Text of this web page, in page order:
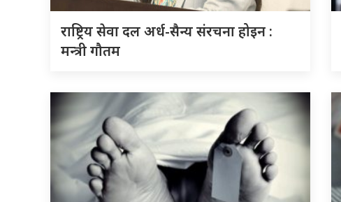
राष्ट्रिय सेवा दल अर्ध-सैन्य संरचना होइन :
मन्त्री गौतम